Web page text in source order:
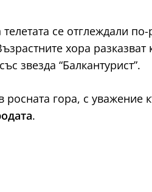
се отглеждали
хора разказват
звезда “Балкантурист”.
гора, с уважение
.